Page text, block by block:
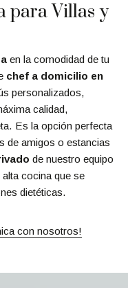
para Villas y
en la comodidad de tu
chef a domicilio en
personalizados,
calidad,
Es la opción perfecta
de amigos o estancias
de nuestro equipo
cocina que se
dietéticas.
con nosotros!